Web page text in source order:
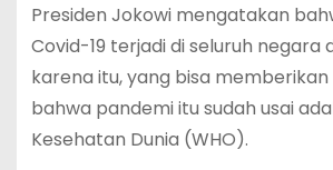
Presiden Jokowi mengatakan
Covid-19 terjadi di seluruh negara
karena itu, yang bisa
bahwa pandemi itu sudah usai
Kesehatan Dunia (WHO).